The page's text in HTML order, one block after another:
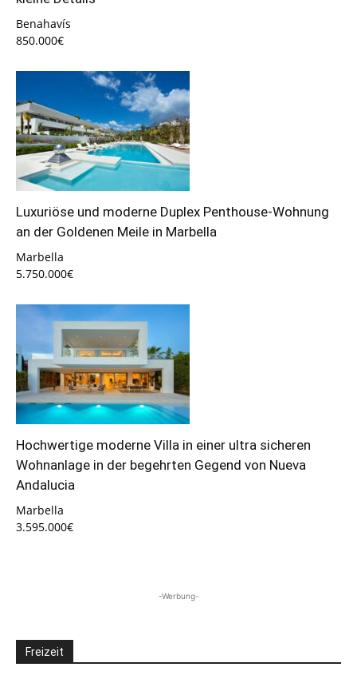
Benahavís
850.000€
Luxuriöse und moderne Duplex Penthouse-Wohnung
an der Goldenen Meile in Marbella
Marbella
5.750.000€
Hochwertige moderne Villa in einer ultra sicheren
Wohnanlage in der begehrten Gegend von Nueva
Andalucia
Marbella
3.595.000€
-Werbung-
Freizeit